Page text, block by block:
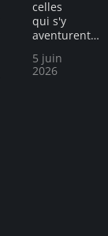
celles
qui s'y
aventurent…
5 juin
2026